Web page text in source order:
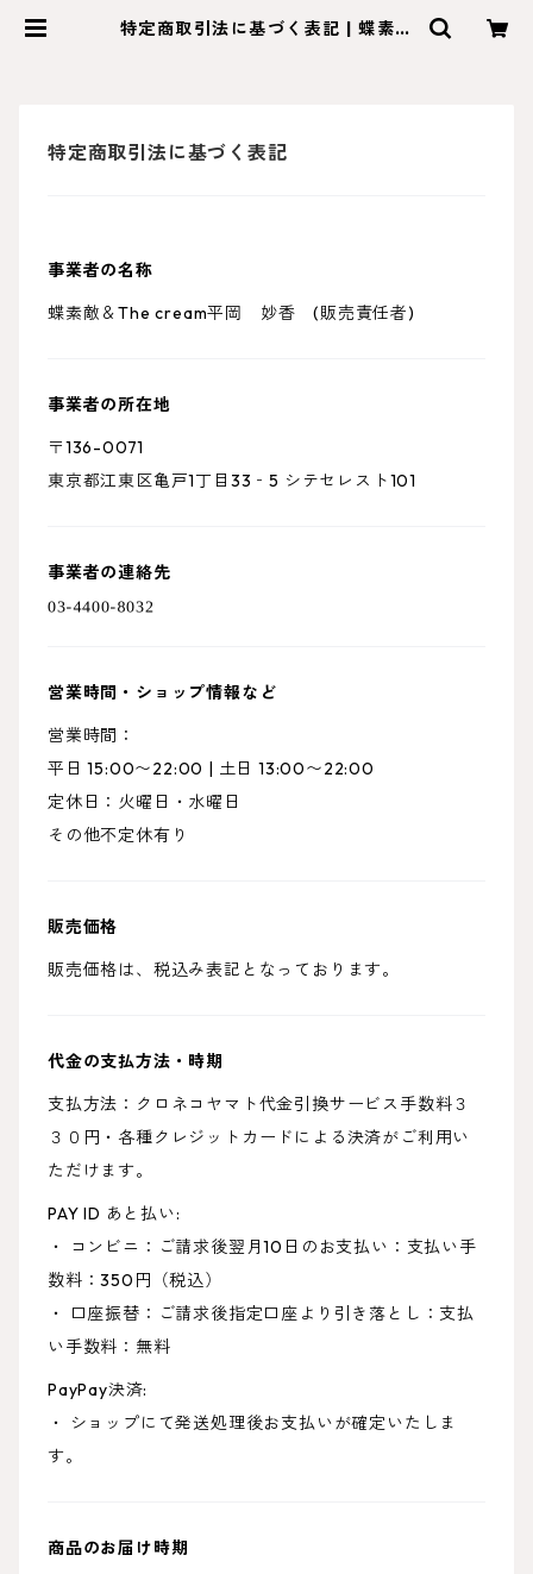
特定商取引法に基づく表記 | 蝶素敵
特定商取引法に基づく表記
事業者の名称
蝶素敵＆The cream平岡 妙香 (販売責任者)
事業者の所在地
〒136-0071
東京都江東区亀戸1丁目33‐5 シテセレスト101
事業者の連絡先
営業時間・ショップ情報など
営業時間：
平日 15:00〜22:00 | 土日 13:00〜22:00
定休日：火曜日・水曜日
その他不定休有り
販売価格
販売価格は、税込み表記となっております。
代金の支払方法・時期
支払方法：クロネコヤマト代金引換サービス手数料３
３０円・各種クレジットカードによる決済がご利用い
ただけます。
PAY ID あと払い:
・ コンビニ：ご請求後翌月10日のお支払い：支払い手
数料：350円（税込）
・ 口座振替：ご請求後指定口座より引き落とし：支払
い手数料：無料
PayPay決済:
・ ショップにて発送処理後お支払いが確定いたしま
す。
商品のお届け時期